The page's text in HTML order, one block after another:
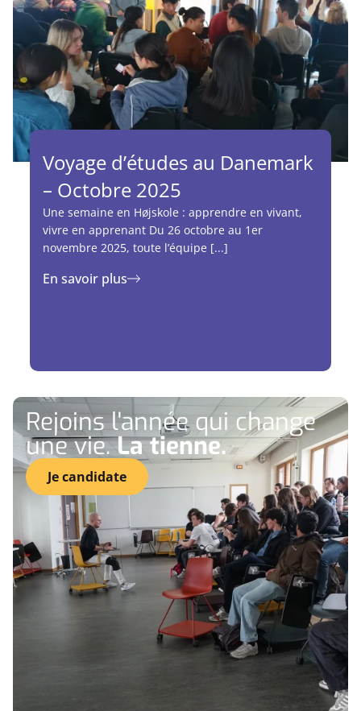
Voyage d’études au Danemark
– Octobre 2025
Une semaine en Højskole : apprendre en vivant,
vivre en apprenant Du 26 octobre au 1er
novembre 2025, toute l’équipe [...]
En savoir plus
Rejoins l'année qui change
une vie.La tienne.
Je candidate